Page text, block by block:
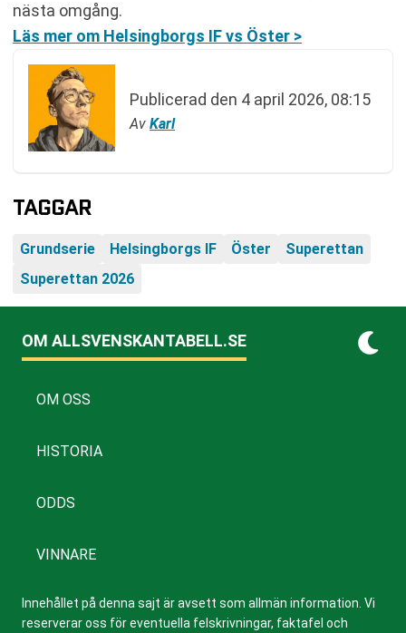
nästa omgång.
Läs mer om Helsingborgs IF vs Öster >
Publicerad den 4 april 2026, 08:15
Av Karl
TAGGAR
Grundserie Helsingborgs IF Öster
Superettan
Superettan 2026
OM ALLSVENSKANTABELL.SE
OM OSS
HISTORIA
ODDS
VINNARE
Innehållet på denna sajt är avsett som allmän information. Vi
reserverar oss för eventuella felskrivningar, faktafel och